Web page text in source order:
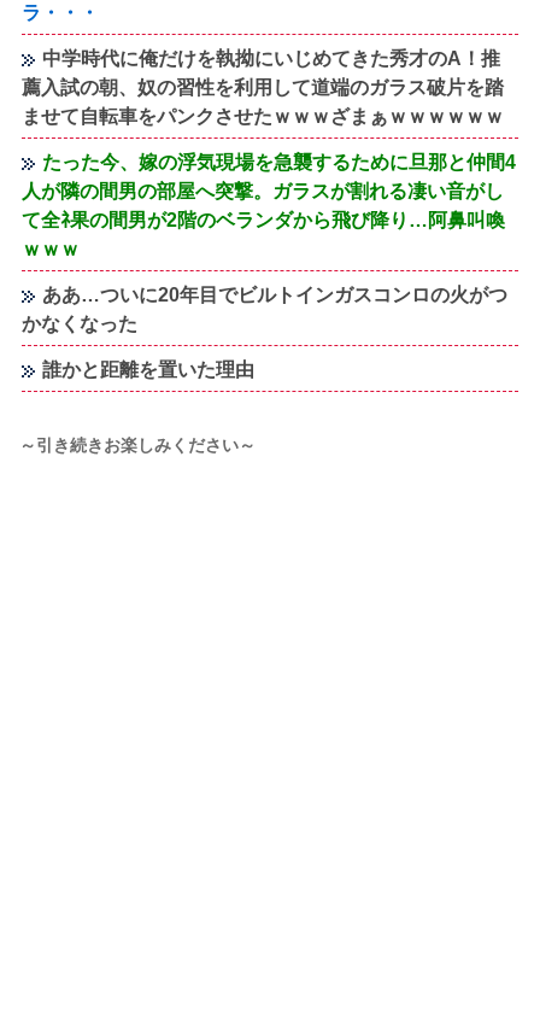
ラ・・・
中学時代に俺だけを執拗にいじめてきた秀才のA！推
薦入試の朝、奴の習性を利用して道端のガラス破片を踏
ませて自転車をパンクさせたｗｗｗざまぁｗｗｗｗｗｗ
たった今、嫁の浮気現場を急襲するために旦那と仲間4
人が隣の間男の部屋へ突撃。ガラスが割れる凄い音がし
て全ﾈ果の間男が2階のベランダから飛び降り…阿鼻叫喚
ｗｗｗ
ああ…ついに20年目でビルトインガスコンロの火がつ
かなくなった
誰かと距離を置いた理由
～引き続きお楽しみください～